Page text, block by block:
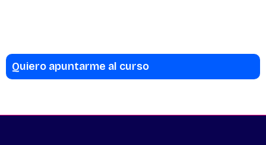
Quiero apuntarme al curso